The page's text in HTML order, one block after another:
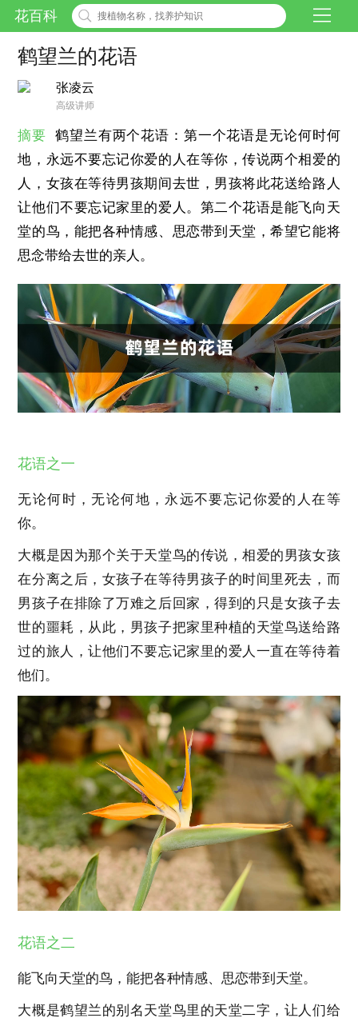
花百科
鹤望兰的花语
张凌云
高级讲师
摘要
鹤望兰有两个花语：第一个花语是无论何时何
地，永远不要忘记你爱的人在等你，传说两个相爱的
人，女孩在等待男孩期间去世，男孩将此花送给路人
让他们不要忘记家里的爱人。第二个花语是能飞向天
堂的鸟，能把各种情感、思恋带到天堂，希望它能将
思念带给去世的亲人。
花语之一
无论何时，无论何地，永远不要忘记你爱的人在等
你。
大概是因为那个关于天堂鸟的传说，相爱的男孩女孩
在分离之后，女孩子在等待男孩子的时间里死去，而
男孩子在排除了万难之后回家，得到的只是女孩子去
世的噩耗，从此，男孩子把家里种植的天堂鸟送给路
过的旅人，让他们不要忘记家里的爱人一直在等待着
他们。
花语之二
能飞向天堂的鸟，能把各种情感、思恋带到天堂。
大概是鹤望兰的别名天堂鸟里的天堂二字，让人们给